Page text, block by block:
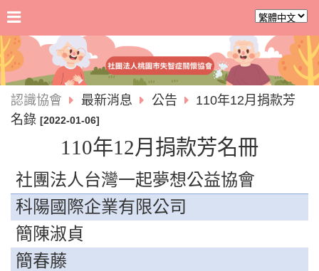
認識協會 最新消息 公告
110年12月捐款芳
名錄 [2022-01-06]
110年12月捐款芳名冊
社團法人台灣一起夢想公益協會
科陽國際企業有限公司
簡陳淑貞
簡春藤